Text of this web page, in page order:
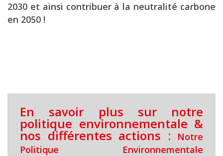
2030 et ainsi contribuer à la neutralité carbone
en 2050 !
En savoir plus sur notre
politique environnementale &
nos différentes actions :
Notre
Politique Environnementale